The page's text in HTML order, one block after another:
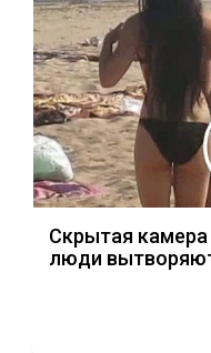
Скрытая
люди